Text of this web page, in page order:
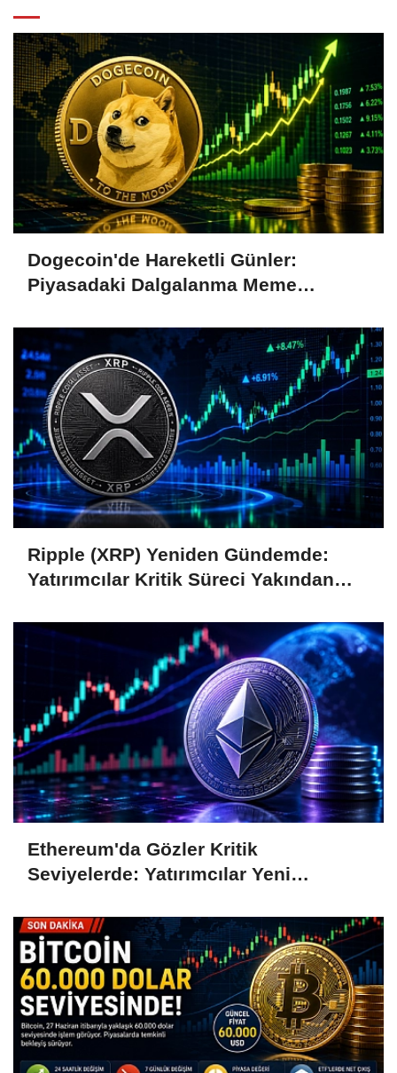
Dogecoin'de Hareketli Günler:
Piyasadaki Dalgalanma Meme
Ripple (XRP) Yeniden Gündemde:
Yatırımcılar Kritik Süreci Yakından
Ethereum'da Gözler Kritik
Seviyelerde: Yatırımcılar Yeni